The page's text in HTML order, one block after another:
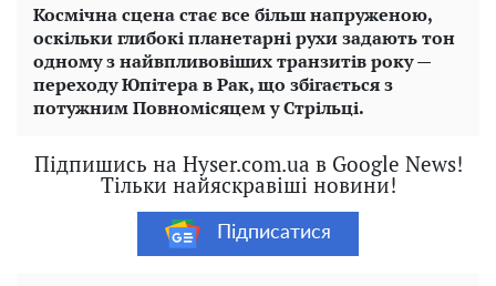
Космічна сцена стає все більш напруженою,
оскільки глибокі планетарні рухи задають тон
одному з найвпливовіших транзитів року —
переходу Юпітера в Рак, що збігається з
потужним Повномісяцем у Стрільці.
Підпишись на Hyser.com.ua в Google News!
Тільки найяскравіші новини!
Підписатися